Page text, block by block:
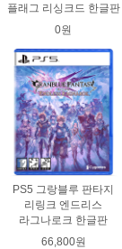
플래그 리싱크드 한글판
0원
PS5 그랑블루 판타지
리링크 엔드리스
라그나로크 한글판
66,800원